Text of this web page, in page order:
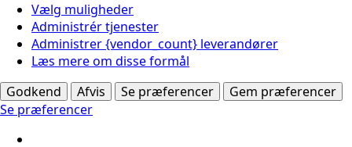
Vælg muligheder
Administrér tjenester
Administrer {vendor_count} leverandører
Læs mere om disse formål
Godkend
Afvis Se præferencer
Gem præferencer
Se præferencer